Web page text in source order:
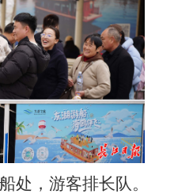
处，游客排长队。